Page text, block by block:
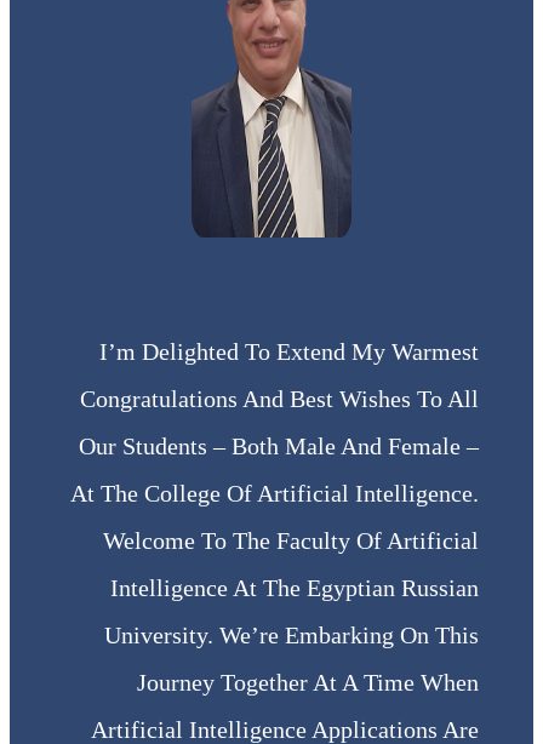
I’m Delighted To Extend My Warmest
Congratulations And Best Wishes To All
Our Students – Both Male And Female –
At The College Of Artificial Intelligence.
Welcome To The Faculty Of Artificial
Intelligence At The Egyptian Russian
University. We’re Embarking On This
Journey Together At A Time When
Artificial Intelligence Applications Are